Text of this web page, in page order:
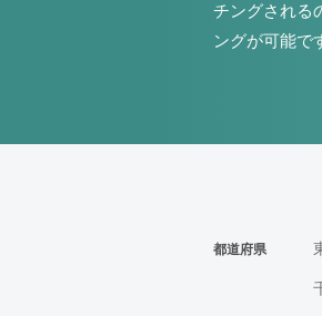
チングされる
ングが可能で
都道府県